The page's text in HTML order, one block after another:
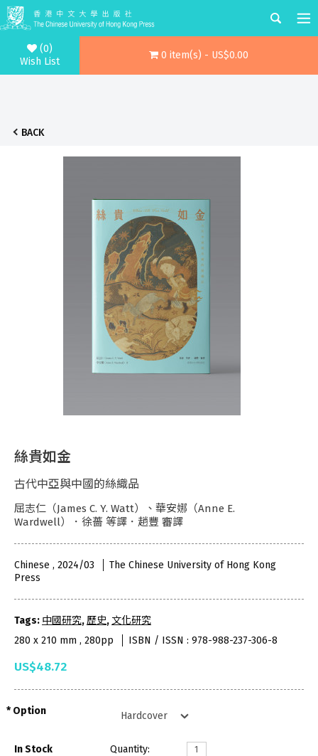
(0)
Wish List
0 item(s) - US$0.00
BACK
絲貴如金
古代中亞與中國的絲織品
屈志仁（James C. Y. Watt）、華安娜（Anne E.
Wardwell）．徐薔 等譯．趙豐 審譯
Chinese , 2024/03
The Chinese University of Hong Kong
Press
Tags: 中國研究,歷史, 文化研究
280 x 210 mm , 280pp
ISBN / ISSN : 978-988-237-306-8
US$48.72
Option
In Stock Quantity: